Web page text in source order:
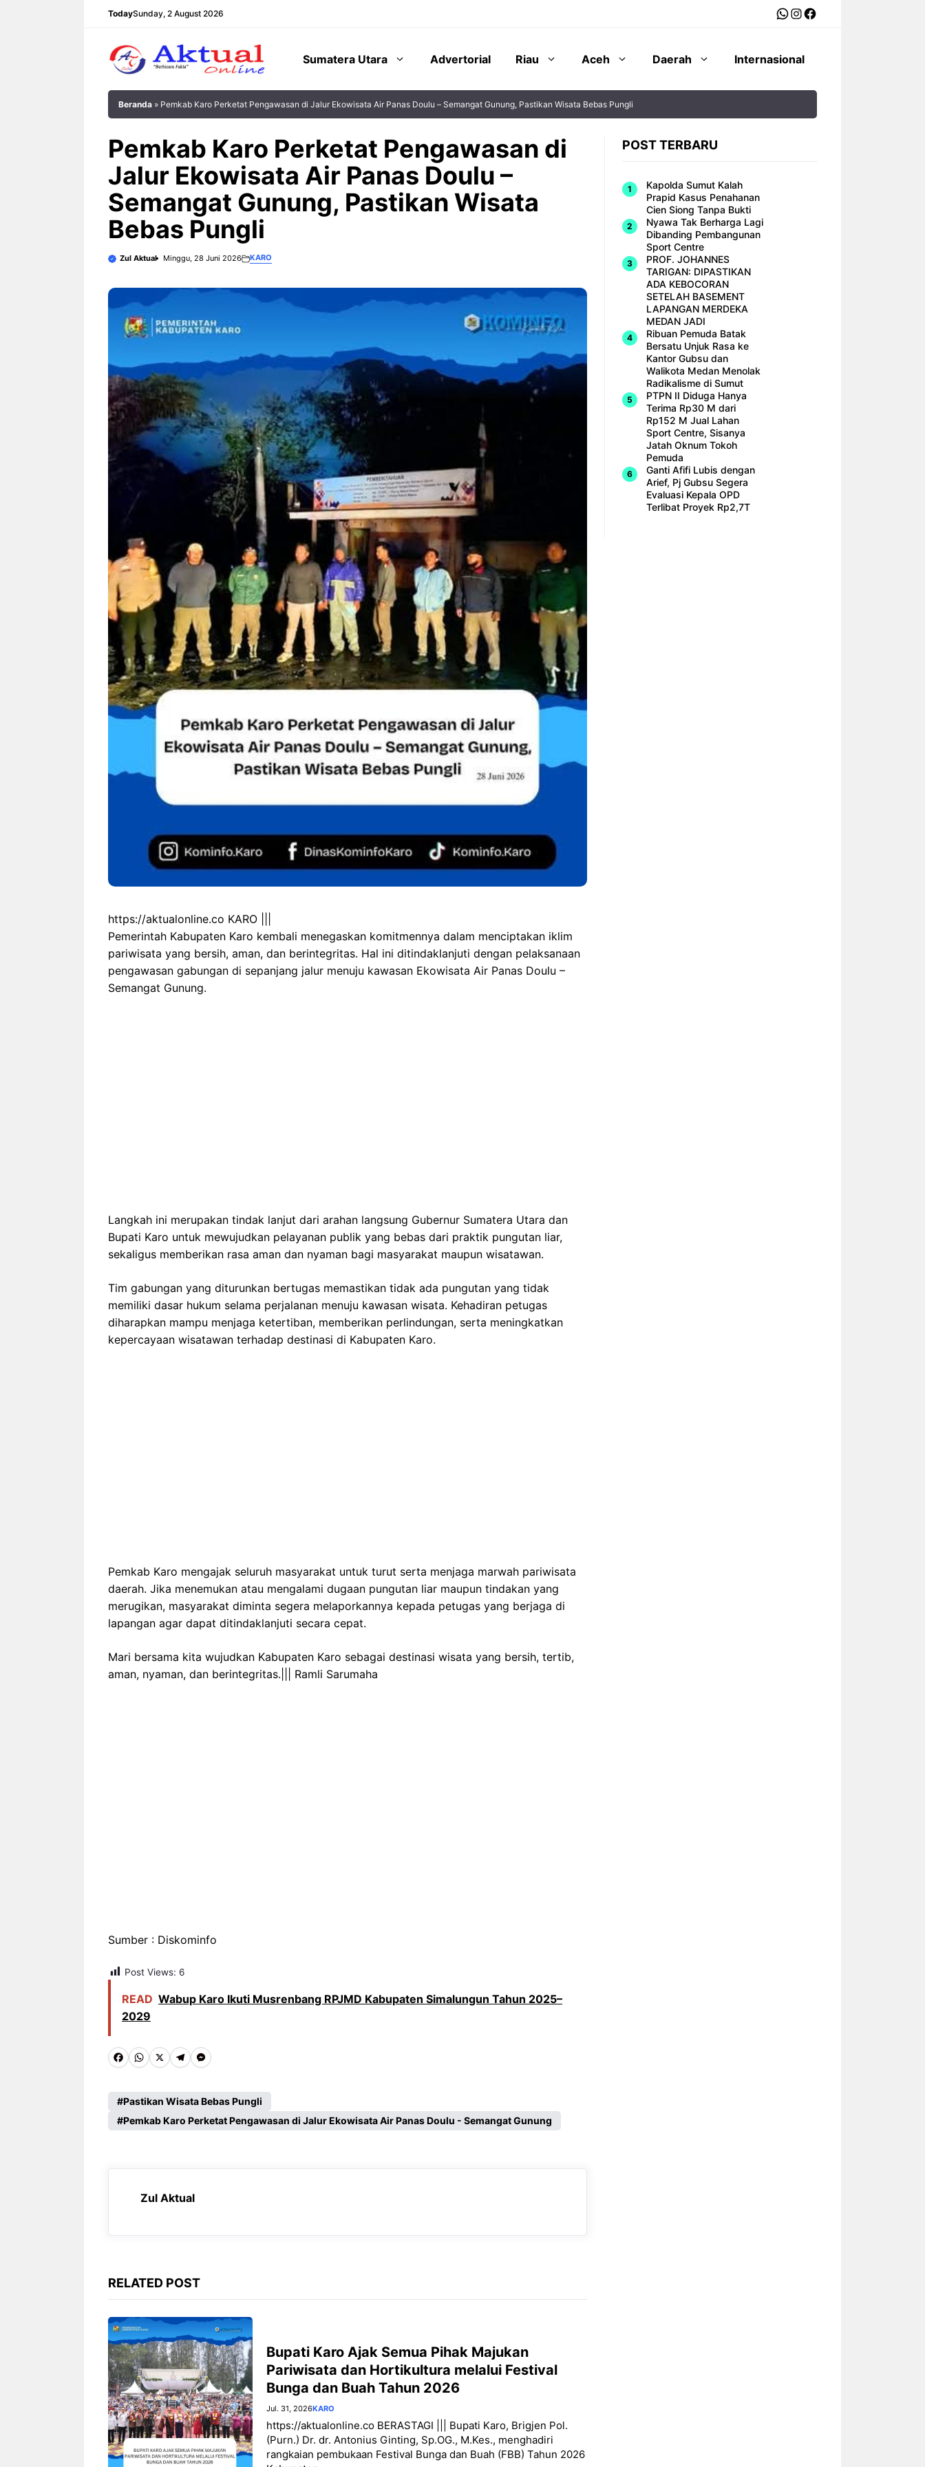
TodaySunday, 2 August 2026 WhatsApp
Instagram
Facebook
Sumatera Utara Advertorial Riau Aceh Daerah Internasional
Beranda » Pemkab Karo Perketat Pengawasan di Jalur Ekowisata Air Panas Doulu – Semangat Gunung, Pastikan Wisata Bebas Pungli
Pemkab Karo Perketat Pengawasan di
Jalur Ekowisata Air Panas Doulu –
Semangat Gunung, Pastikan Wisata
Bebas Pungli
Zul Aktual Minggu, 28 Juni 2026 KARO
https://aktualonline.co KARO |||
Pemerintah Kabupaten Karo kembali menegaskan komitmennya dalam menciptakan iklim
pariwisata yang bersih, aman, dan berintegritas. Hal ini ditindaklanjuti dengan pelaksanaan
pengawasan gabungan di sepanjang jalur menuju kawasan Ekowisata Air Panas Doulu –
Semangat Gunung.
Langkah ini merupakan tindak lanjut dari arahan langsung Gubernur Sumatera Utara dan
Bupati Karo untuk mewujudkan pelayanan publik yang bebas dari praktik pungutan liar,
sekaligus memberikan rasa aman dan nyaman bagi masyarakat maupun wisatawan.
Tim gabungan yang diturunkan bertugas memastikan tidak ada pungutan yang tidak
memiliki dasar hukum selama perjalanan menuju kawasan wisata. Kehadiran petugas
diharapkan mampu menjaga ketertiban, memberikan perlindungan, serta meningkatkan
kepercayaan wisatawan terhadap destinasi di Kabupaten Karo.
Pemkab Karo mengajak seluruh masyarakat untuk turut serta menjaga marwah pariwisata
daerah. Jika menemukan atau mengalami dugaan pungutan liar maupun tindakan yang
merugikan, masyarakat diminta segera melaporkannya kepada petugas yang berjaga di
lapangan agar dapat ditindaklanjuti secara cepat.
Mari bersama kita wujudkan Kabupaten Karo sebagai destinasi wisata yang bersih, tertib,
aman, nyaman, dan berintegritas.||| Ramli Sarumaha
Sumber : Diskominfo
Post Views: 6
READ Wabup Karo Ikuti Musrenbang RPJMD Kabupaten Simalungun Tahun 2025–
2029
F
c
e
o
W
a
t
A
p
X T
l
e
r
a
M
s
s
n
r
Pastikan Wisata Bebas Pungli
Pemkab Karo Perketat Pengawasan di Jalur Ekowisata Air Panas Doulu - Semangat Gunung
Zul Aktual
RELATED POST
Bupati Karo Ajak Semua Pihak Majukan
Pariwisata dan Hortikultura melalui Festival
Bunga dan Buah Tahun 2026
Jul. 31, 2026KARO
https://aktualonline.co BERASTAGI ||| Bupati Karo, Brigjen Pol.
(Purn.) Dr. dr. Antonius Ginting, Sp.OG., M.Kes., menghadiri
rangkaian pembukaan Festival Bunga dan Buah (FBB) Tahun 2026
POST TERBARU
Kapolda Sumut Kalah
Prapid Kasus Penahanan
Cien Siong Tanpa Bukti
Nyawa Tak Berharga Lagi
Dibanding Pembangunan
Sport Centre
PROF. JOHANNES
TARIGAN: DIPASTIKAN
ADA KEBOCORAN
SETELAH BASEMENT
LAPANGAN MERDEKA
MEDAN JADI
Ribuan Pemuda Batak
Bersatu Unjuk Rasa ke
Kantor Gubsu dan
Walikota Medan Menolak
Radikalisme di Sumut
PTPN II Diduga Hanya
Terima Rp30 M dari
Rp152 M Jual Lahan
Sport Centre, Sisanya
Jatah Oknum Tokoh
Pemuda
Ganti Afifi Lubis dengan
Arief, Pj Gubsu Segera
Evaluasi Kepala OPD
Terlibat Proyek Rp2,7T